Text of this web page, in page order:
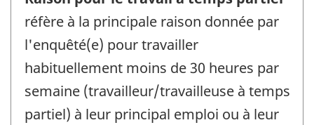
réfère à la principale raison donnée par
l'enquêté(e) pour travailler
habituellement moins de 30 heures par
semaine (travailleur/travailleuse à temps
partiel) à leur principal emploi ou à leur